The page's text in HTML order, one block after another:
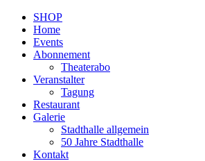
SHOP
Home
Events
Abonnement
Theaterabo
Veranstalter
Tagung
Restaurant
Galerie
Stadthalle allgemein
50 Jahre Stadthalle
Kontakt